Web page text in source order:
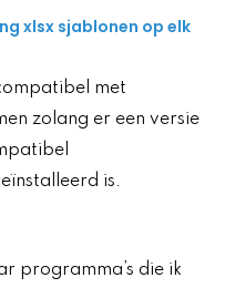
xlsx sjablonen op elk
met
zolang er een versie
is.
programma’s die ik